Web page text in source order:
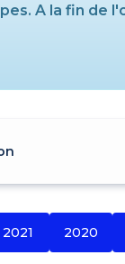
A la fin de
2021 2020